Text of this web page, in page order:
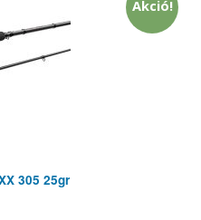
Akció!
305 25gr